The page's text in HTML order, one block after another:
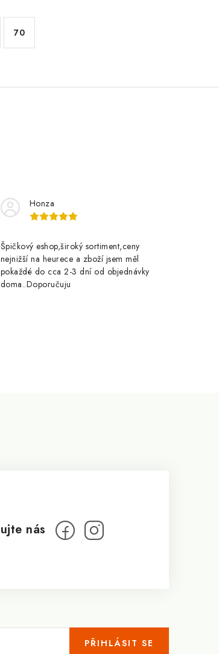
70
Honza
Špičkový eshop,široký sortiment,ceny
nejnižší na heurece a zboží jsem měl
pokaždé do cca 2-3 dní od objednávky
doma..Doporučuju
PŘIHLÁSIT SE